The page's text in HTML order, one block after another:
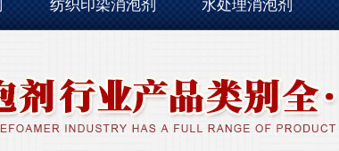
纺织印染消泡剂 水处理消泡剂